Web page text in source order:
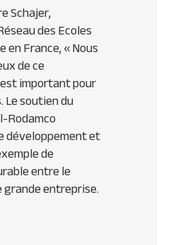
Schajer,
des Ecoles
en France, «Nous
de ce
important pour
soutien du
Rodamco
et
de
entre le
grande entreprise.